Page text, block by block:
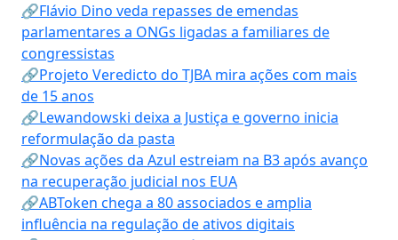
🔗Flávio Dino veda repasses de emendas
parlamentares a ONGs ligadas a familiares de
congressistas
🔗Projeto Veredicto do TJBA mira ações com mais
de 15 anos
🔗Lewandowski deixa a Justiça e governo inicia
reformulação da pasta
🔗Novas ações da Azul estreiam na B3 após avanço
na recuperação judicial nos EUA
🔗ABToken chega a 80 associados e amplia
influência na regulação de ativos digitais